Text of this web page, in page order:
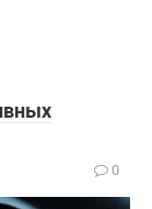
0